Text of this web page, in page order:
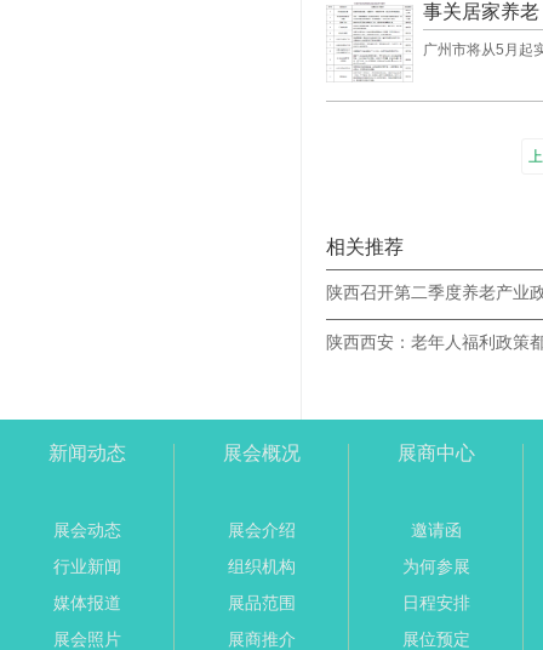
事关居家养
广州市将从5月起
相关推荐
陕西召开第二季度养老产业
陕西西安：老年人福利政策
新闻动态
展会动态
行业新闻
媒体报道
展会照片
展会概况
展会介绍
组织机构
展品范围
展商推介
展商中心
邀请函
为何参展
日程安排
展位预定